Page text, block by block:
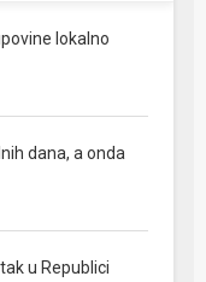
lokalno
dana, a onda
u Republici